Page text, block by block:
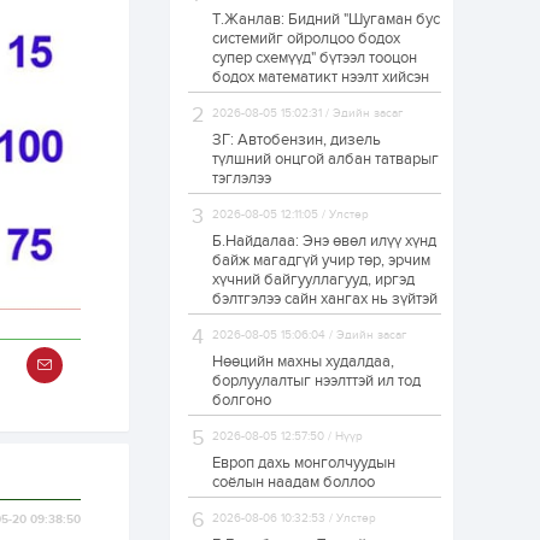
20 09:38:50
Н.Номтойбаяр:
Аймгуудад
тулгамдаж буй
асуудлуудыг долоо
хоног бүр Засгийн
газрын...
1 өдөр 0
УИХ-ын дарга
С.Бямбацогт төрийг
тахих төрийн
тахилгад оролцлоо
1 өдөр 3 0
“Хотын дарга сонсож
байна” 150150 тусгай
дугаарыг
наймдугаар сарын
1 өдөр 0
руу нийтийн тээврийн
автобус 24 цагаар
үйлчилж байна
Т.Жанлав: Бидний "Шугаман бус
системийг ойролцоо бодох
супер схемүүд" бүтээл тооцон
бодох математикт нээлт хийсэн
2026-08-05 15:02:31 / Эдийн засаг
ЗГ: Автобензин, дизель
түлшний онцгой албан татварыг
тэглэлээ
2026-08-05 12:11:05 / Улстөр
Б.Найдалаа: Энэ өвөл илүү хүнд
байж магадгүй учир төр, эрчим
хүчний байгууллагууд, иргэд
бэлтгэлээ сайн хангах нь зүйтэй
2026-08-05 15:06:04 / Эдийн засаг
Нөөцийн махны худалдаа,
борлуулалтыг нээлттэй ил тод
болгоно
2026-08-05 12:57:50 / Нүүр
Европ дахь монголчуудын
соёлын наадам боллоо
2026-08-06 10:32:53 / Улстөр